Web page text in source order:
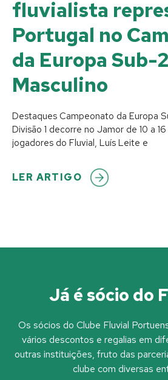
fluvialista
Portugal no
da Europa Sub-
Masculino
Destaques Campeonato da Europa
Divisão 1 decorre no Jamor de 10 a
jogadores do Fluvial, Luís Leite e
LER ARTIGO
Já é sócio do
Os sócios do Clube Fluvial
vários descontos e regalias em
outras instituições, fruto das
clube com diversas